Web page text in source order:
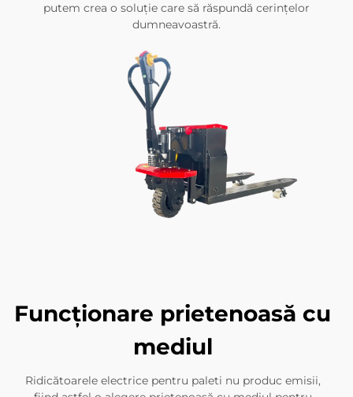
putem crea o soluție care să răspundă cerințelor
dumneavoastră.
Funcționare prietenoasă cu
mediul
Ridicătoarele electrice pentru paleti nu produc emisii,